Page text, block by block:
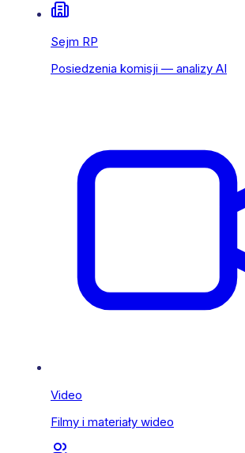
Sejm RP
Posiedzenia komisji — analizy AI
Video
Filmy i materiały wideo